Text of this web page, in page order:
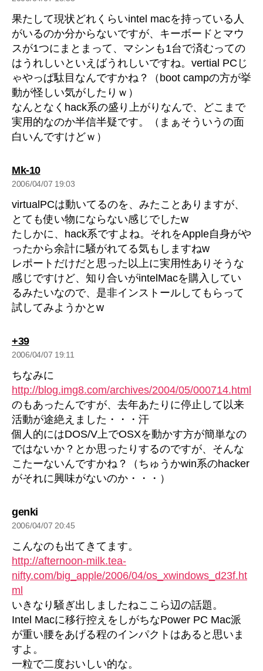
果たして現状どれくらいintel macを持っている人
がいるのか分からないですが、キーボードとマウ
スが1つにまとまって、マシンも1台で済むっての
はうれしいといえばうれしいですね。vertial PCじ
ゃやっぱ駄目なんですかね？（boot campの方が挙
動が怪しい気がしたりｗ）
なんとなくhack系の盛り上がりなんで、どこまで
実用的なのか半信半疑です。（まぁそういうの面
白いんですけどｗ）
Mk-10の
発
2006/04/07 19:03
virtualPCは動いてるのを、みたことありますが、
とても使い物にならない感じでしたw
たしかに、hack系ですよね。それをApple自身がや
ったから余計に騒がれてる気もしますねw
レポートだけだと思った以上に実用性ありそうな
感じですけど、知り合いがintelMacを購入してい
るみたいなので、是非インストールしてもらって
試してみようかとw
+39の
発
2006/04/07 19:11
ちなみに
http://blog.img8.com/archives/2004/05/000714.html
のもあったんですが、去年あたりに停止して以来
活動が途絶えました・・・汗
個人的にはDOS/V上でOSXを動かす方が簡単なの
ではないか？とか思ったりするのですが、そんな
こたーないんですかね？（ちゅうかwin系のhacker
がそれに興味がないのか・・・）
genkiの
発
2006/04/07 20:45
こんなのも出てきてます。
http://afternoon-milk.tea-
nifty.com/big_apple/2006/04/os_xwindows_d23f.ht
ml
いきなり騒ぎ出しましたねここら辺の話題。
Intel Macに移行控えをしがちなPower PC Mac派
が重い腰をあげる程のインパクトはあると思いま
すよ。
一粒で二度おいしい的な。